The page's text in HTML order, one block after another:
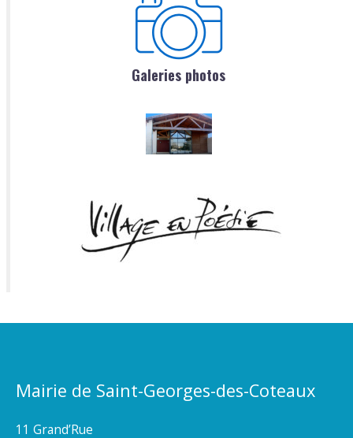
Galeries photos
Mairie de Saint-Georges-des-Coteaux
11 Grand’Rue